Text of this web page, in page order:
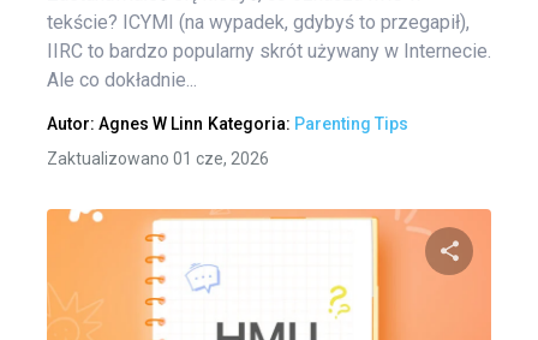
tekście? ICYMI (na wypadek, gdybyś to przegapił),
IIRC to bardzo popularny skrót używany w Internecie.
Ale co dokładnie...
Autor: Agnes W Linn Kategoria: Parenting Tips
Zaktualizowano 01 cze, 2026